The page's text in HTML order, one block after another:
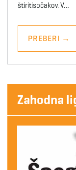
štiritisočakov. V…
PREBERI →
Zahodna